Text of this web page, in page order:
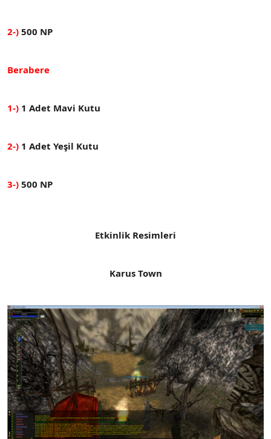
2-) 500 NP
Berabere
1-) 1 Adet Mavi Kutu
2-) 1 Adet Yeşil Kutu
3-) 500 NP
Etkinlik Resimleri
Karus Town